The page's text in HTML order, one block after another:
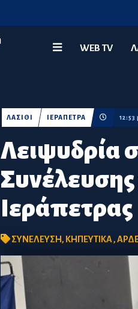
WEB TV
Λειψυδρία
Συνέλευσης
Ιεράπετρας
ΛΑΣΙΘΙ ΙΕΡΑΠΕΤΡΑ
ΣΥΝΕΛΕΥΣΗ, ΚΗΠΕΥΤΙΚΑ,